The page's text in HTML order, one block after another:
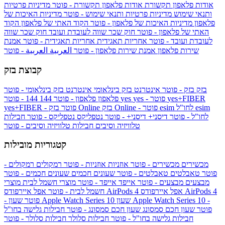
אודות פלאפון תקשורת אודות פלאפון תקשורת - פוטר מדיניות פרטיות
ותנאי שימוש מדיניות פרטיות ותנאי שימוש - פוטר מדיניות האיכות של
פלאפון מדיניות האיכות של פלאפון - פוטר הקוד האתי של פלאפון הקוד
האתי של פלאפון - פוטר חוק שכר שווה לעובדת ועובד חוק שכר שווה
לעובדת ועובד - פוטר אחריות תאגידית אחריות תאגידית - פוטר אמנת
שירות פלאפון אמנת שירות פלאפון - פוטר العربية العربية - פוטר
קבוצת בזק
בזק בזק - פוטר אינטרנט בזק בינלאומי אינטרנט בזק בינלאומי - פוטר
פלאפון פלאפון - פוטר 144 yes
yes+FIBER
yes+FIBER - פוטר בזק Online
esim
לחו"ל - פוטר דיסני+ דיסני+ - פוטר נטפליקס נטפליקס - פוטר חבילות
טלוויזיה וסיבים חבילות טלוויזיה וסיבים - פוטר
קטגוריות מובילות
מכשירים מכשירים - פוטר אוזניות אוזניות - פוטר רמקולים רמקולים -
פוטר טאבלטים טאבלטים - פוטר שעונים חכמים שעונים חכמים - פוטר
מבצעים מבצעים - פוטר אייפד אייפד - פוטר מוצרי חשמל לבית מוצרי
חשמל לבית - פוטר אפל איירפודס AirPods 4 אפל איירפודס AirPods 4
- פוטר שעון Apple Watch Series 10 שעון Apple Watch Series 10 -
פוטר שעון חכם סמסונג שעון חכם סמסונג - פוטר חבילות גלישה בחו"ל
חבילות גלישה בחו"ל - פוטר חבילות סלולר חבילות סלולר - פוטר